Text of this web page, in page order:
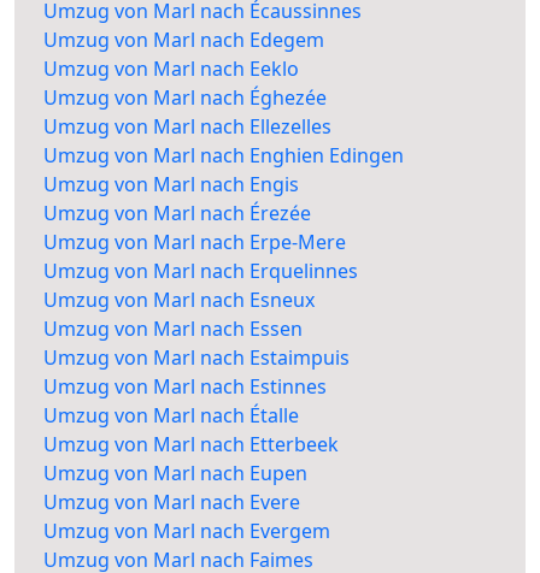
Umzug von Marl nach Écaussinnes
Umzug von Marl nach Edegem
Umzug von Marl nach Eeklo
Umzug von Marl nach Éghezée
Umzug von Marl nach Ellezelles
Umzug von Marl nach Enghien Edingen
Umzug von Marl nach Engis
Umzug von Marl nach Érezée
Umzug von Marl nach Erpe-Mere
Umzug von Marl nach Erquelinnes
Umzug von Marl nach Esneux
Umzug von Marl nach Essen
Umzug von Marl nach Estaimpuis
Umzug von Marl nach Estinnes
Umzug von Marl nach Étalle
Umzug von Marl nach Etterbeek
Umzug von Marl nach Eupen
Umzug von Marl nach Evere
Umzug von Marl nach Evergem
Umzug von Marl nach Faimes